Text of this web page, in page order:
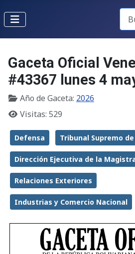
Gaceta Oficial
#43367 lunes 4
Año de Gaceta: 2026
Visitas: 529
Defensa Tribunal Supremo
Dirección Ejecutiva de la
Relaciones Exteriores
Industrias y Comercio Nacional